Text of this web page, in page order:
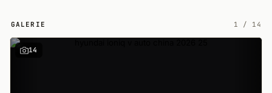
GALERIE 1 / 14
14